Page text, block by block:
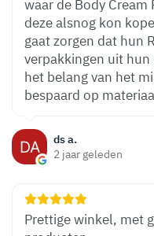
ds a.
2 jaar geleden
waar de Body
deze alsnog kon
gaat zorgen dat hun
verpakkingen uit hun
het belang van het
bespaard op
Prettige winkel, met